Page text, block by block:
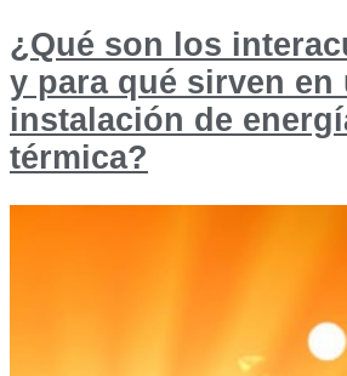
¿Qué son los
y para qué sirven en
instalación de
térmica?